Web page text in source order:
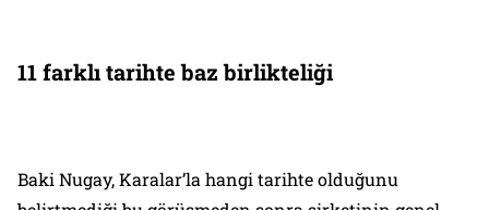
11 farklı tarihte baz birlikteliği
Baki Nugay, Karalar’la hangi tarihte olduğunu